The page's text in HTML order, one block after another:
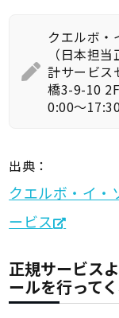
クエルボ・
（日本担
計サービス
橋3-9-10
0:00～
出典：
クエルボ・イ・
ービス
正規サービス
ールを行って